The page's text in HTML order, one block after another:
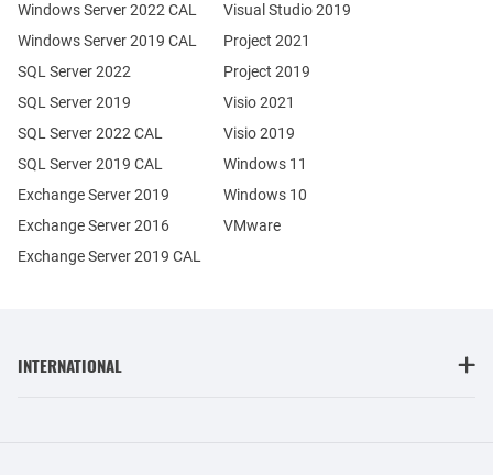
Exchange Server 2019
Exchange Server 2016
SQL Server 2022
SQL Server 2019
Windows Server 2022 CAL
Windows Server 2019 CAL
SQL Server 2022 CAL
SQL Server 2019 CAL
Exchange Server 2019 CAL
Visual Studio 2019
Project 2021
Project 2019
Visio 2021
Visio 2019
Windows 11
Windows 10
VMware
INTERNATIONAL